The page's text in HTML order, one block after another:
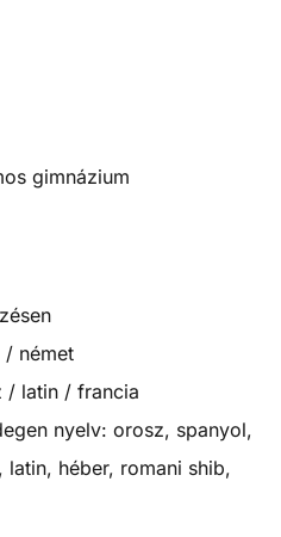
gimnázium
/ német
/ latin / francia
nyelv: orosz, spanyol,
héber, romani shib,